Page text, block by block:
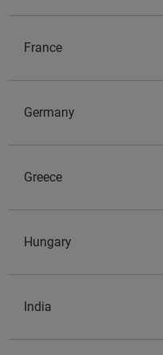
France
Germany
Greece
Hungary
India